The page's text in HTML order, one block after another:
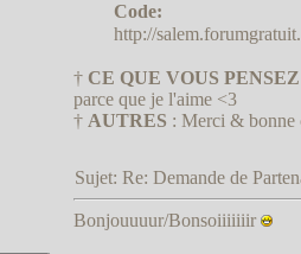
Code:
http://
† CE QUE VOUS
parce que je l'aime <3
† AUTRES : Merci & bonne
Sujet: Re: Demande de
Bonjouuuur/Bonsoiiiiiiir